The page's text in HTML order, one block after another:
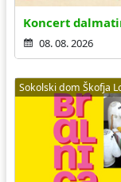
Koncert
08. 08. 2026
Sokolski dom Škofja